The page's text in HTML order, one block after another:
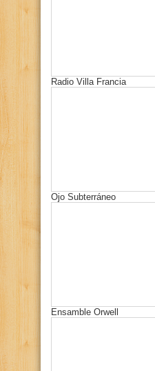
Radio Villa Francia
Ojo Subterráneo
Ensamble Orwell